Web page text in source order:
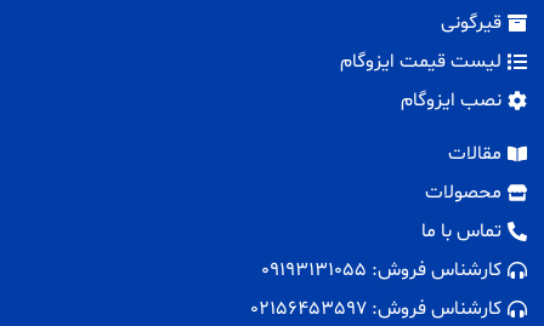
قیرگونی
لیست قیمت ایزوگام
نصب ایزوگام
مقالات
محصولات
تماس با ما
کارشناس فروش: 09193131055
کارشناس فروش: 02156453597